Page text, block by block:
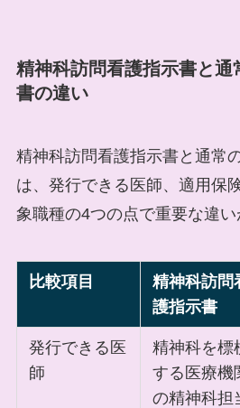
精神科訪問看護指示書と通
書の違い
精神科訪問看護指示書と通常
は、発行できる医師、適用保
象職種の4つの点で重要な違い
比較項目
精神科訪問
護指示書
発行できる医
師
精神科を標
する医療機
の精神科担